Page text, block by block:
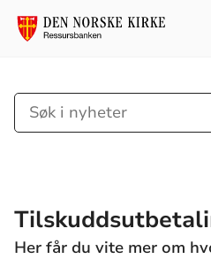
Søk
i
Her får du vite mer om